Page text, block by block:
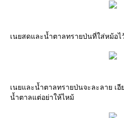
เนยสดและน้ำตาลทรายป่นที่ใส่หม้อไ
เนยและน้ำตาลทรายป่นจะละลาย เอี
น้ำตาลแต่อย่าให้ไหม้